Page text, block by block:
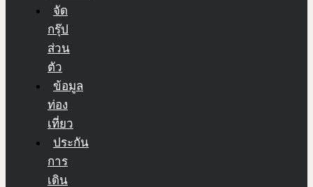
จัด
กรุ๊ป
ส่วน
ตัว
ข้อมูล
ท่อง
เที่ยว
ประกัน
การ
เดิน